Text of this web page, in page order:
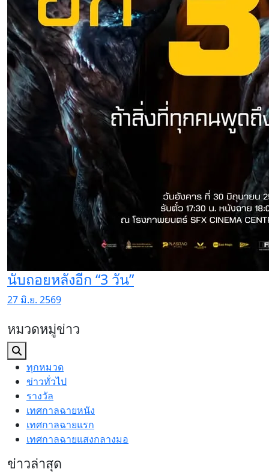
นับถอยหลังอีก “3 วัน”
27 มิ.ย. 2569
หมวดหมู่ข่าว
ทุกหมวด
ข่าวทั่วไป
รางวัล
เทศกาลฉายหนัง
เทศกาลฉายแรก
เทศกาลฉายแสงกลางมอ
ข่าวล่าสุด